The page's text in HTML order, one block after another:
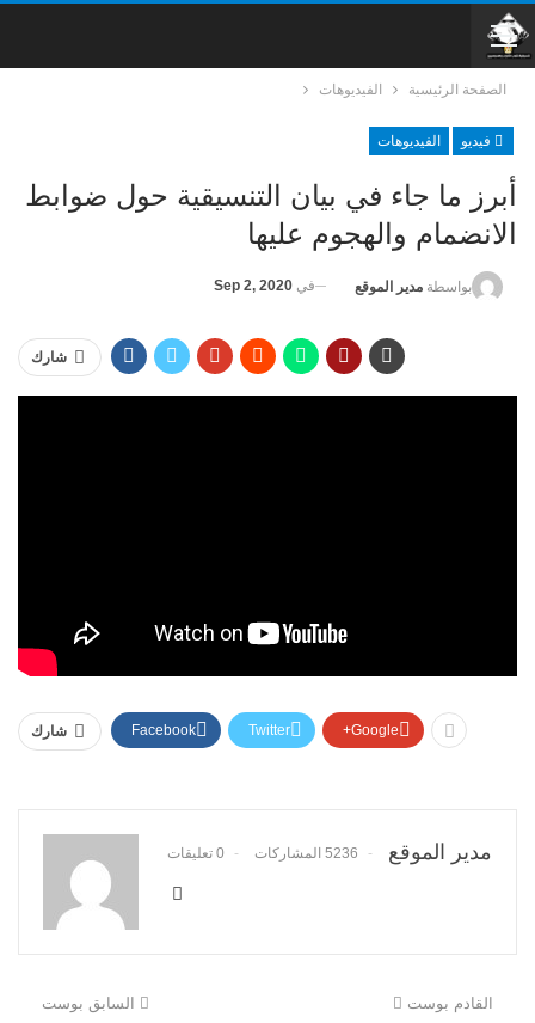
الصفحة الرئيسية الفيديوهات
فيديو الفيديوهات
أبرز ما جاء في بيان التنسيقية حول ضوابط
الانضمام والهجوم عليها
بواسطة مدير الموقع في Sep 2, 2020
شارك
شارك Facebook Twitter Google+
مدير الموقع 5236 المشاركات 0 تعليقات
السابق بوست القادم بوست